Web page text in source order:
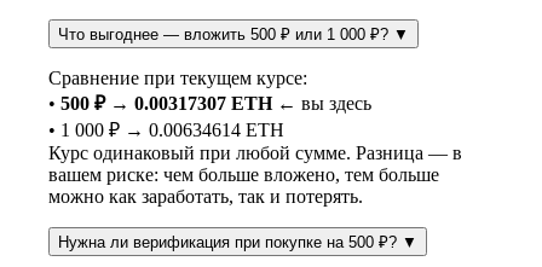
Что выгоднее — вложить 500 ₽ или 1 000 ₽? ▼
Сравнение при текущем курсе:
• 500 ₽ → 0.00317307 ETH← вы здесь
• 1 000 ₽ → 0.00634614 ETH
Курс одинаковый при любой сумме. Разница — в
вашем риске: чем больше вложено, тем больше
можно как заработать, так и потерять.
Нужна ли верификация при покупке на 500 ₽? ▼